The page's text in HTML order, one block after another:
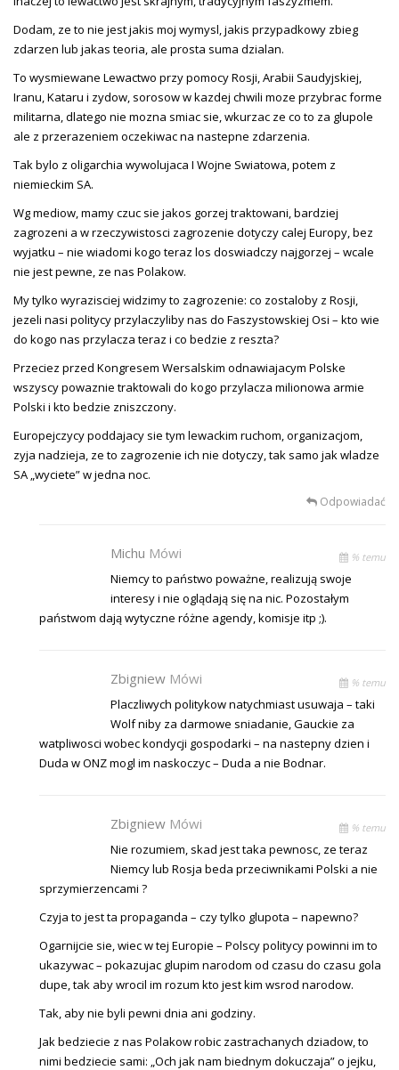
Dodam, ze to nie jest jakis moj wymysl, jakis przypadkowy zbieg
zdarzen lub jakas teoria, ale prosta suma dzialan.
To wysmiewane Lewactwo przy pomocy Rosji, Arabii Saudyjskiej,
Iranu, Kataru i zydow, sorosow w kazdej chwili moze przybrac forme
militarna, dlatego nie mozna smiac sie, wkurzac ze co to za glupole
ale z przerazeniem oczekiwac na nastepne zdarzenia.
Tak bylo z oligarchia wywolujaca I Wojne Swiatowa, potem z
niemieckim SA.
Wg mediow, mamy czuc sie jakos gorzej traktowani, bardziej
zagrozeni a w rzeczywistosci zagrozenie dotyczy calej Europy, bez
wyjatku – nie wiadomi kogo teraz los doswiadczy najgorzej – wcale
nie jest pewne, ze nas Polakow.
My tylko wyrazisciej widzimy to zagrozenie: co zostaloby z Rosji,
jezeli nasi politycy przylaczyliby nas do Faszystowskiej Osi – kto wie
do kogo nas przylacza teraz i co bedzie z reszta?
Przeciez przed Kongresem Wersalskim odnawiajacym Polske
wszyscy powaznie traktowali do kogo przylacza milionowa armie
Polski i kto bedzie zniszczony.
Europejczycy poddajacy sie tym lewackim ruchom, organizacjom,
zyja nadzieja, ze to zagrozenie ich nie dotyczy, tak samo jak wladze
SA „wyciete” w jedna noc.
Odpowiadać
Michu Mówi % temu
Niemcy to państwo poważne, realizują swoje
interesy i nie oglądają się na nic. Pozostałym
państwom dają wytyczne różne agendy, komisje itp ;).
Zbigniew Mówi % temu
Placzliwych politykow natychmiast usuwaja – taki
Wolf niby za darmowe sniadanie, Gauckie za
watpliwosci wobec kondycji gospodarki – na nastepny dzien i
Duda w ONZ mogl im naskoczyc – Duda a nie Bodnar.
Zbigniew Mówi % temu
Nie rozumiem, skad jest taka pewnosc, ze teraz
Niemcy lub Rosja beda przeciwnikami Polski a nie
sprzymierzencami ?
Czyja to jest ta propaganda – czy tylko glupota – napewno?
Ogarnijcie sie, wiec w tej Europie – Polscy politycy powinni im to
ukazywac – pokazujac glupim narodom od czasu do czasu gola
dupe, tak aby wrocil im rozum kto jest kim wsrod narodow.
Tak, aby nie byli pewni dnia ani godziny.
Jak bedziecie z nas Polakow robic zastrachanych dziadow, to
nimi bedziecie sami: „Och jak nam biednym dokuczaja” o jejku,